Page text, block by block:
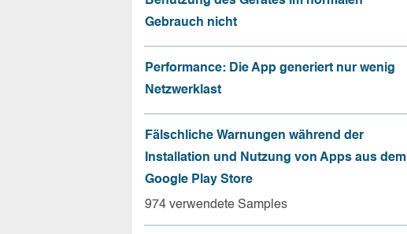
Gebrauch nicht
Performance: Die App generiert nur wenig
Netzwerklast
Fälschliche Warnungen während der
Installation und Nutzung von Apps aus dem
Google Play Store
974 verwendete Samples